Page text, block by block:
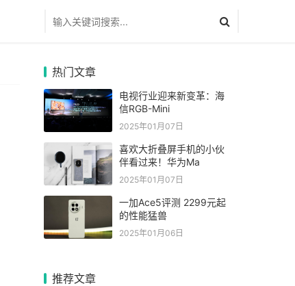
热门文章
电视行业迎来新变革：海
信RGB-Mini
2025年01月07日
喜欢大折叠屏手机的小伙
伴看过来！华为Ma
2025年01月07日
一加Ace5评测 2299元起
的性能猛兽
2025年01月06日
推荐文章